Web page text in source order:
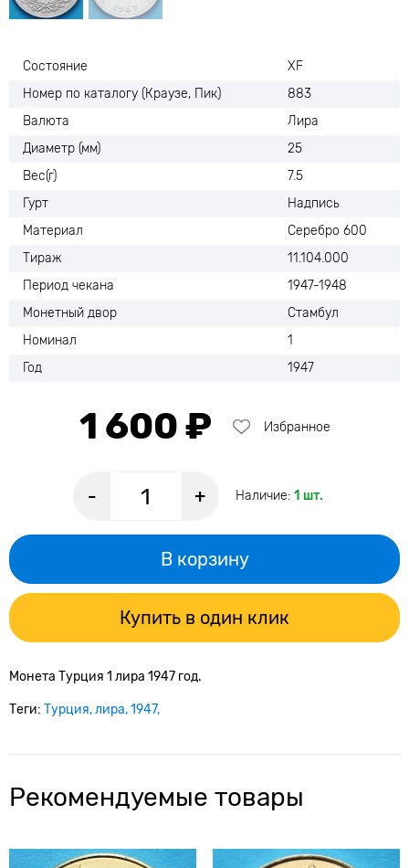
Состояние
XF
Номер по каталогу (Краузе, Пик)
883
Валюта
Лира
Диаметр (мм)
25
Вес(г)
7.5
Гурт
Надпись
Материал
Серебро 600
Тираж
11.104.000
Период чекана
1947-1948
Монетный двор
Стамбул
Номинал
1
Год
1947
1 600 ₽ Избранное
- + Наличие: 1 шт.
В корзину
Купить в один клик
Монета Турция 1 лира 1947 год.
Теги: Турция лира 1947
Рекомендуемые товары